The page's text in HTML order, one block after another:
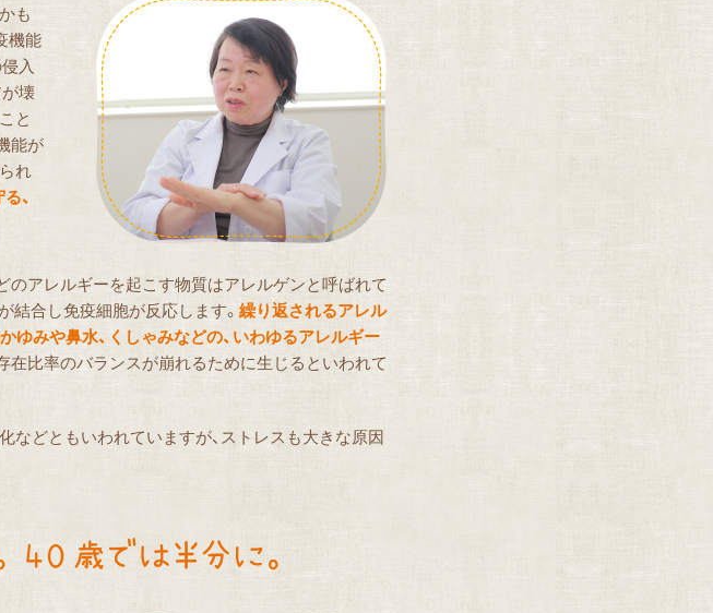
も
機能
入
壊
と
能が
れ
、
のアレルギーを起こす物質はアレルゲンと呼ばれて
結合し免疫細胞が反応します。 繰り返されるアレル
みや鼻水、くしゃみなどの、いわゆるアレルギー
在比率のバランスが崩れるために生じるといわれて
などともいわれていますが、ストレスも大きな原因